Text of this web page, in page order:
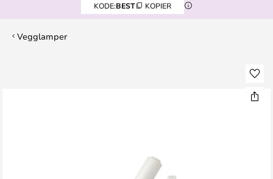
KODE:BEST KOPIER
Vegglamper